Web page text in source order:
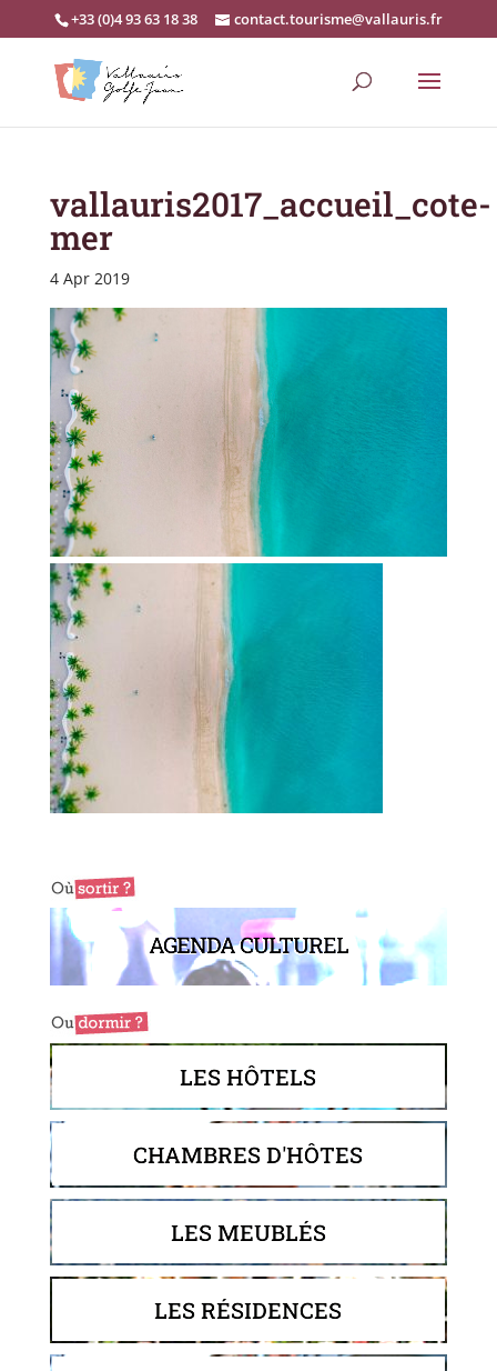
+33 (0)4 93 63 18 38 contact.tourisme@vallauris.fr
vallauris2017_accueil_cote-
mer
4 Apr 2019
AGENDA CULTUREL
LES HÔTELS
CHAMBRES D'HÔTES
LES MEUBLÉS
LES RÉSIDENCES